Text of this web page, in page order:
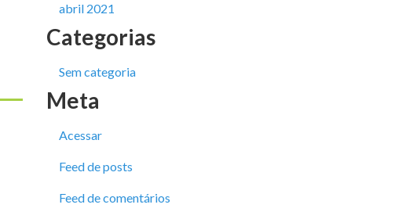
abril 2021
Categorias
Sem categoria
Meta
Acessar
Feed de posts
Feed de comentários